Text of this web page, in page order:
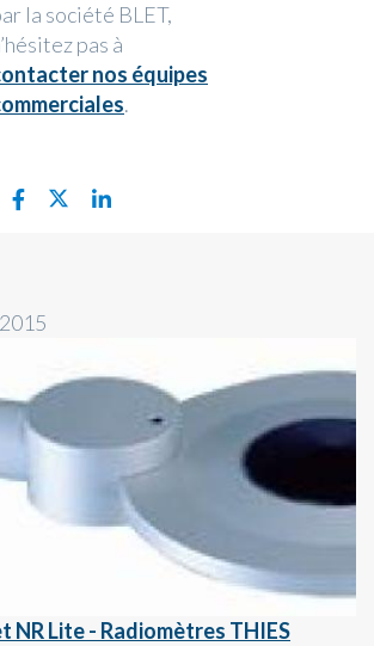
la société BLET,
pas à
nos équipes
.
NR Lite - Radiomètres THIES